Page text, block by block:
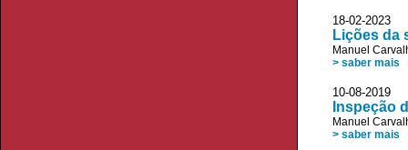
18-02-2023
Lições da
Manuel
> saber mais
10-08-2019
Inspeção
Manuel
> saber mais